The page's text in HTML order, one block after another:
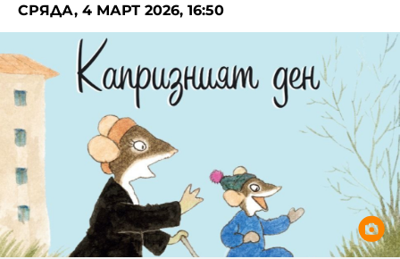
Нашите гости
Фантазирай
Приказки
История на изкуството
Музикална кутийка
От соул до рокендрол
Междучасие
Кои сме ние?
За вас, родители
БНР Новини
Архивен фонд на БНР
СРЯДА, 4 МАРТ 2026, 16:50